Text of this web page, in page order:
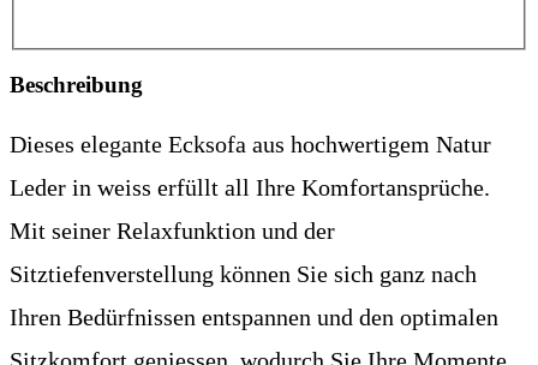
Beschreibung
Dieses elegante Ecksofa aus hochwertigem Natur
Leder in weiss erfüllt all Ihre Komfortansprüche.
Mit seiner Relaxfunktion und der
Sitztiefenverstellung können Sie sich ganz nach
Ihren Bedürfnissen entspannen und den optimalen